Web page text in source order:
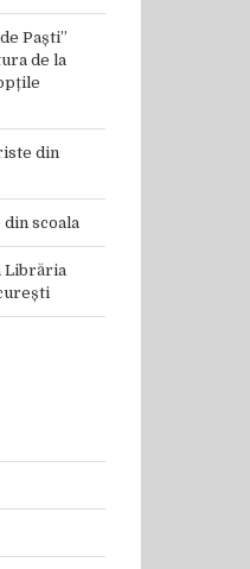
Paști”
de la
din
scoala
Librăria